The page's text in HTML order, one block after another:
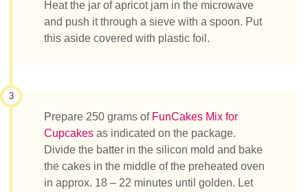
Heat the jar of apricot jam in the microwave
and push it through a sieve with a spoon. Put
this aside covered with plastic foil.
3
Prepare 250 grams of FunCakes Mix for
Cupcakes as indicated on the package.
Divide the batter in the silicon mold and bake
the cakes in the middle of the preheated oven
in approx. 18 – 22 minutes until golden. Let